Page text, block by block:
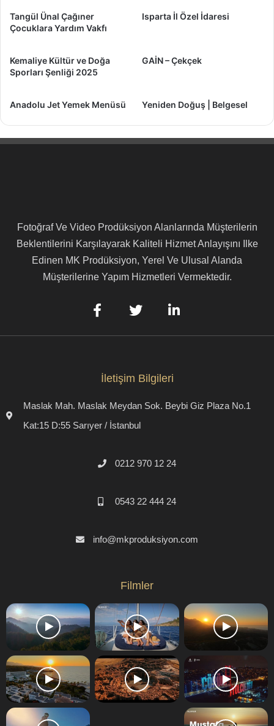
Tangül Ünal Çağıner
Çocuklara Yardım Vakfı
Isparta İl Özel İdaresi
Kemaliye Kültür ve Doğa
Sporları Şenliği 2025
GAİN – Çekçek
Anadolu Jet Yemek Menüsü Yeniden Doğuş | Belgesel
Fotoğraf Ve Video Prodüksiyon Alanlarında Müşterilerin
Beklentilerini Karşılayarak Kaliteli Hizmet Anlayışını Ilke
Edinen MK Prodüksiyon, Yerel Ve Ulusal Alanda
Müşterilerine Yapım Hizmetleri Vermektedir.
İletişim Bilgileri
Maslak Mah. Maslak Meydan Sok. Beybi Giz Plaza No.1
Kat:15 D:55 Sarıyer / İstanbul
0212 970 12 24
0543 22 444 24
info@mkproduksiyon.com
Filmler